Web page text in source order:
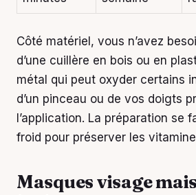
Côté matériel, vous n’avez
d’une cuillère en bois ou en
métal qui peut oxyder certains
d’un pinceau ou de vos doigts
l’application. La préparation se
froid pour préserver les
Masques visage